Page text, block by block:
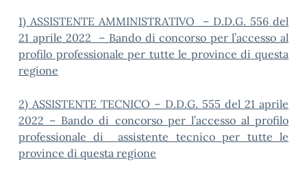
1) ASSISTENTE AMMINISTRATIVO – D.D.G. 556 del
21 aprile 2022 – Bando di concorso per l’accesso al
profilo professionaleper tutte le province di questa
regione
2) ASSISTENTE TECNICO – D.D.G. 555 del 21 aprile
2022 – Bando di concorso per l’accesso al profilo
professionale di assistente tecnico per tutte le
province di questa regione